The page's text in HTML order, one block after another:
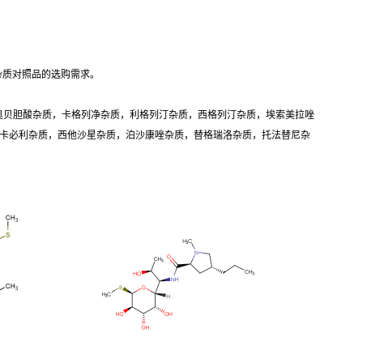
对照品的选购需求。
胆酸杂质，卡格列净杂质，利格列汀杂质，西格列汀杂质，埃索美拉唑
必利杂质，西他沙星杂质，泊沙康唑杂质，替格瑞洛杂质，托法替尼杂